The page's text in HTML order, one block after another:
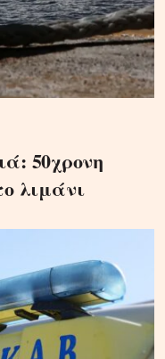
50χρονη
λιμάνι